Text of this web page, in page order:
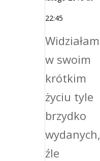
22:45
Widziałam
w swoim
krótkim
życiu tyle
brzydko
wydanych,
źle